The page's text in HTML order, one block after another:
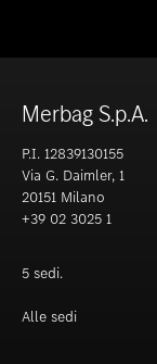
Merbag S.p.A.
P.I. 12839130155
Via G. Daimler, 1
20151 Milano
+39 02 3025 1
5 sedi.
Alle sedi